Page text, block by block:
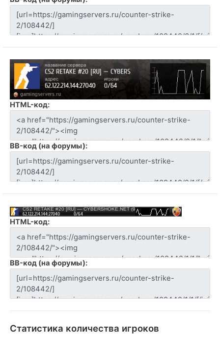
HTML-код:
BB-код (на форумы):
HTML-код:
BB-код (на форумы):
Статистика количества игроков